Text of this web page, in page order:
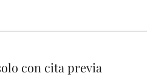
con cita previa